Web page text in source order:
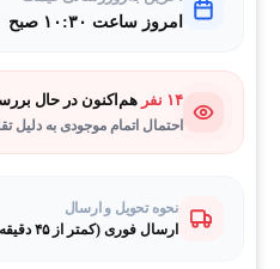
امروز ساعت ۱۰:۳۰ صبح
۱۴ نفر هم‌اکنون در حال
احتمال اتمام موجودی به دلیل
نحوه تحویل و ارسال
ارسال فوری (کمتر از ۴۵ دقیقه در تهران)